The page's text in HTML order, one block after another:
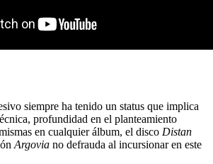
siempre ha tenido un status que implica
profundidad en el planteamiento
en cualquier álbum, el disco Distan
Argovia no defrauda al incursionar en este